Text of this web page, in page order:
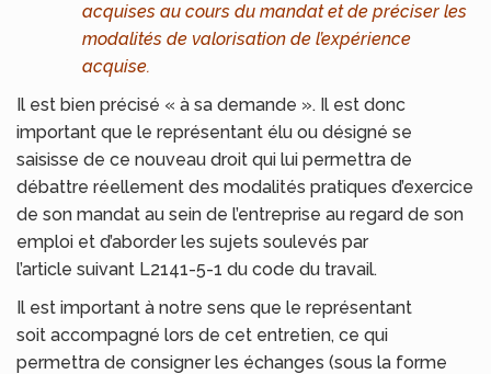
acquises au cours du mandat et de préciser les
modalités de valorisation de l’expérience
acquise.
Il est bien précisé « à sa demande ». Il est donc
important que le représentant élu ou désigné se
saisisse de ce nouveau droit qui lui permettra de
débattre réellement des modalités pratiques d’exercice
de son mandat au sein de l’entreprise au regard de son
emploi et d’aborder les sujets soulevés par
l’article suivant L2141-5-1 du code du travail.
Il est important à notre sens que le représentant
soit accompagné lors de cet entretien, ce qui
permettra de consigner les échanges (sous la forme